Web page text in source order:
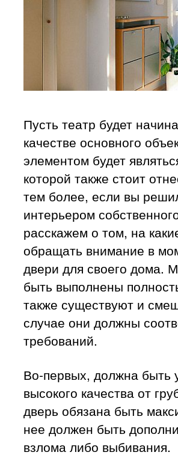
Пусть театр будет
качестве основного
элементом будет
которой также стоит
тем более, если вы
интерьером
расскажем о том, на
обращать внимание в
двери для своего дома.
быть выполнены
также существуют и
случае они должны
требований.
Во-первых, должна быть
высокого качества от
дверь обязана быть
нее должен быть
взлома либо выбивания.